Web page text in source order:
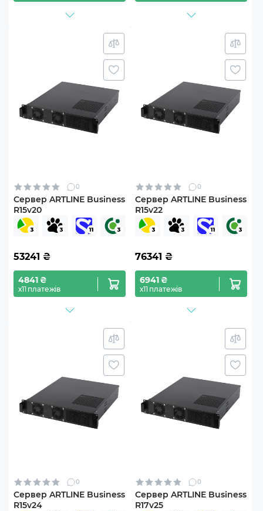
0
Сервер ARTLINE Business
R15v20
53241 ₴
4841 ₴
х11 платежів
0
Сервер ARTLINE Business
R15v22
76341 ₴
6941 ₴
х11 платежів
0
Сервер ARTLINE Business
R15v24
0
Сервер ARTLINE Business
R17v25